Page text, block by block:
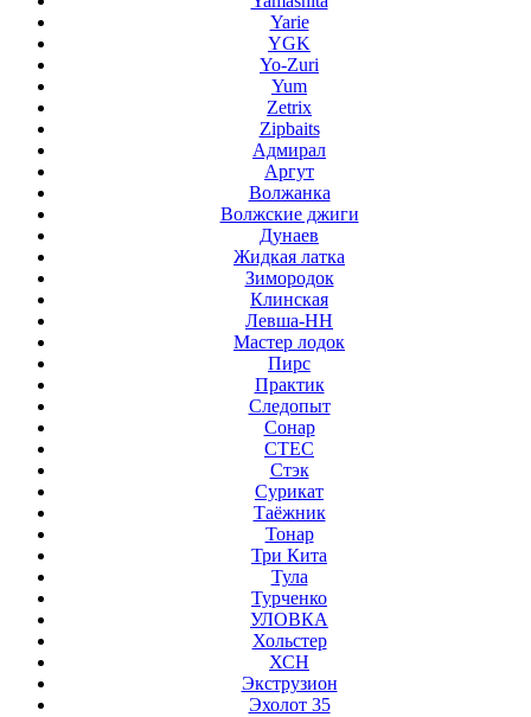
Yarie
YGK
Yo-Zuri
Yum
Zetrix
Zipbaits
Адмирал
Аргут
Волжанка
Волжские джиги
Дунаев
Жидкая латка
Зимородок
Клинская
Левша-НН
Мастер лодок
Пирс
Практик
Следопыт
Сонар
СТЕС
Стэк
Сурикат
Таёжник
Тонар
Три Кита
Тула
Турченко
УЛОВКА
Хольстер
ХСН
Экструзион
Эхолот 35